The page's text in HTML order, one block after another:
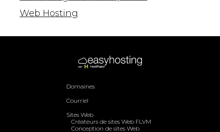
Web Hosting
Domaines
Courriel
Sites Web
Créateurs de sites Web FLVM
Conception de sites Web